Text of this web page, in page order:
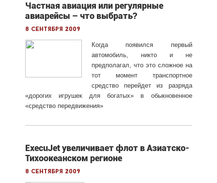
Частная авиация или регулярные
авиарейсы – что выбрать?
8 сентября 2009
Когда появился первый
автомобиль, никто и не
предполагал, что это сложное на
тот момент транспортное
средство перейдет из разряда
«дорогих игрушек для богатых» в обыкновенное
«средство передвижения»
ExecuJet увеличивает флот в Азиатско-
Тихоокеанском регионе
8 сентября 2009